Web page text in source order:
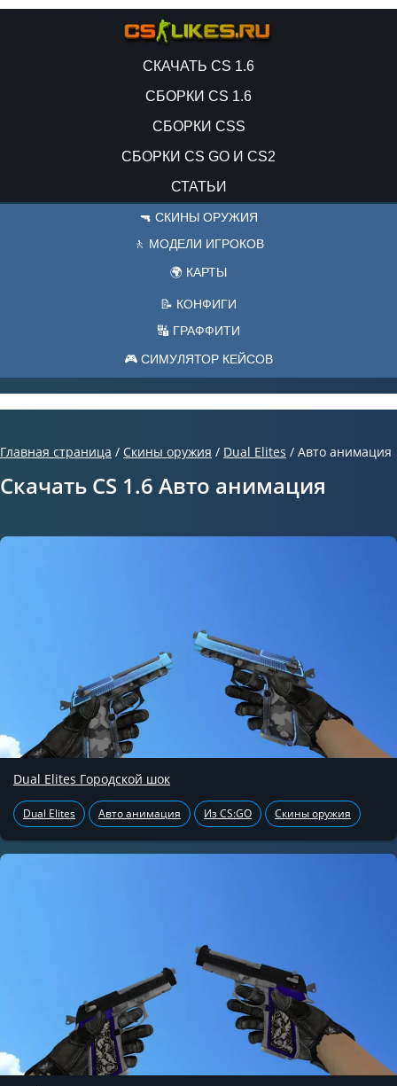
СКАЧАТЬ CS 1.6
СБОРКИ CS 1.6
СБОРКИ CSS
СБОРКИ CS GO И CS2
СТАТЬИ
🔫 СКИНЫ ОРУЖИЯ
🚶 МОДЕЛИ ИГРОКОВ
🌍 КАРТЫ
📝 КОНФИГИ
🔣 ГРАФФИТИ
🎮 СИМУЛЯТОР КЕЙСОВ
Главная страница / Скины оружия / Dual Elites / Авто анимация
Скачать CS 1.6 Авто анимация
Dual Elites Городской шок
Dual Elites Авто анимация Из CS:GO Скины оружия